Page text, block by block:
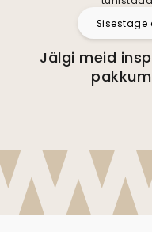
Jälgi meid